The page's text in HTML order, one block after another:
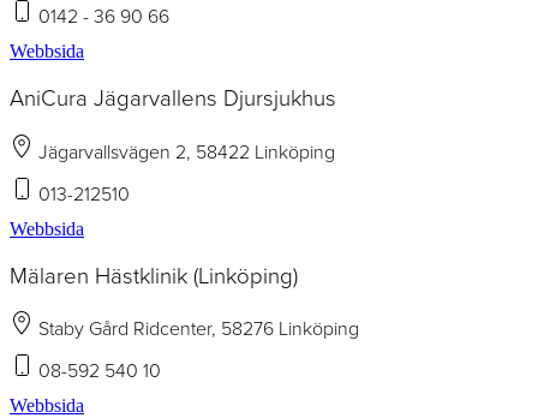
0142 - 36 90 66
Webbsida
AniCura Jägarvallens Djursjukhus
Jägarvallsvägen 2, 58422 Linköping
013-212510
Webbsida
Mälaren Hästklinik (Linköping)
Staby Gård Ridcenter, 58276 Linköping
08-592 540 10
Webbsida